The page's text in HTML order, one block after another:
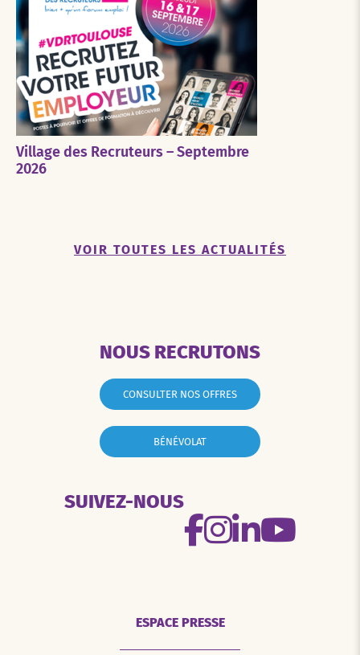
Village des Recruteurs – Septembre
2026
VOIR TOUTES LES ACTUALITÉS
NOUS RECRUTONS
CONSULTER NOS OFFRES
BÉNÉVOLAT
SUIVEZ-NOUS
ESPACE PRESSE